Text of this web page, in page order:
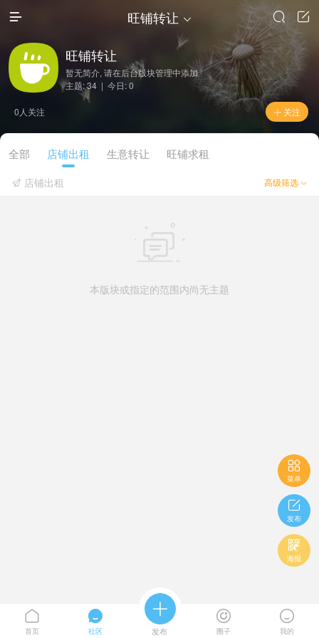
 旺铺转让  

 关注
旺铺转让
暂无简介, 请在后台版块管理中添加
主题: 34 | 今日: 0
0人关注
全部 店铺出租 生意转让 旺铺求租
高级筛选 
 店铺出租
本版块或指定的范围内尚无主题

菜单

发布

海报

首页

社区

发布

圈子

我的